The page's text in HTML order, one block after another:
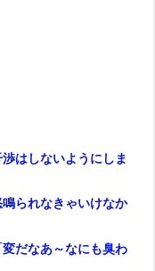
はしないようにしま
られなきゃいけなか
だなあ～なにも臭わ